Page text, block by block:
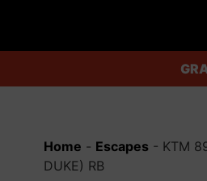
Home - Escapes- KTM
DUKE) RB